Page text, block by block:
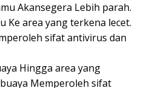
Akansegera Lebih parah.
Ke area yang terkena lecet.
sifat antivirus dan
Hingga area yang
Memperoleh sifat